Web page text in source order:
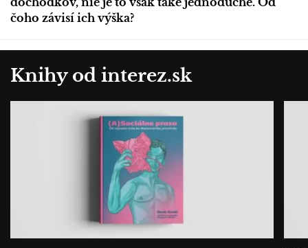
čoho závisí ich výška?
Knihy od interez.sk